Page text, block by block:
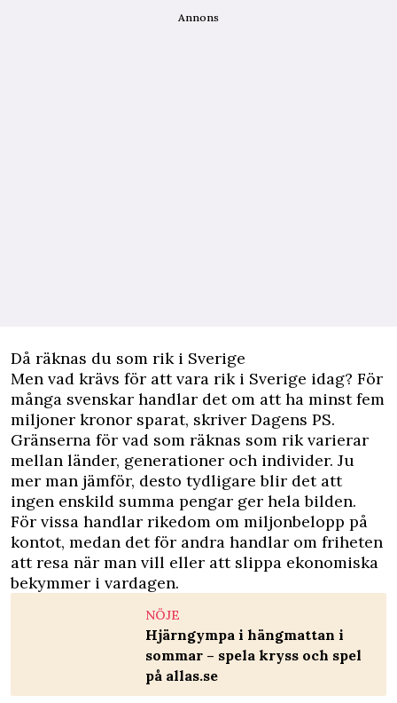
Annons
Då räknas du som rik i Sverige
Men vad krävs för att vara rik i Sverige idag? För
många svenskar handlar det om att ha minst fem
miljoner kronor sparat, skriver Dagens PS.
Gränserna för vad som räknas som rik varierar
mellan länder, generationer och individer. Ju
mer man jämför, desto tydligare blir det att
ingen enskild summa pengar ger hela bilden.
För vissa handlar rikedom om miljonbelopp på
kontot, medan det för andra handlar om friheten
att resa när man vill eller att slippa ekonomiska
bekymmer i vardagen.
NÖJE
Hjärngympa i hängmattan i
sommar – spela kryss och spel
på allas.se